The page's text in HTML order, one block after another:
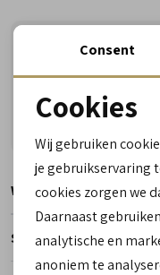
Vandaag vóór
Vragen? Wij
Gratis
Reserveer- en
Winkelvoorraad
Specificaties
Noodzakelijke
Analytische
Marketing cookies
Consent
Cookies
Wij gebruiken
je gebruikservaring
cookies zorgen we
Daarnaast
analytische en
anoniem te